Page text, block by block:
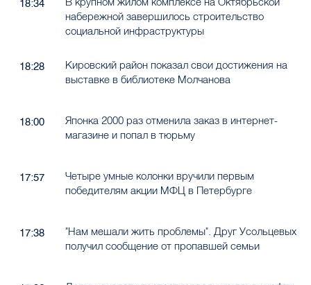
18:34
набережной завершилось строительство
социальной инфраструктуры
18:28
Кировский район показал свои достижения на
выставке в библиотеке Молчанова
18:00
Японка 2000 раз отменила заказ в интернет-
магазине и попал в тюрьму
17:57
Четыре умные колонки вручили первым
победителям акции МФЦ в Петербурге
17:38
"Нам мешали жить проблемы". Друг Усольцевых
получил сообщение от пропавшей семьи